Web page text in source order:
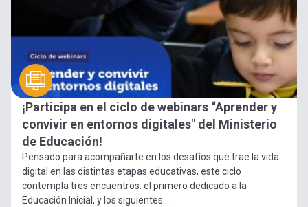
¡Participa en el ciclo de webinars “Aprender y
convivir en entornos digitales" del Ministerio
de Educación!
Pensado para acompañarte en los desafíos que trae la vida
digital en las distintas etapas educativas, este ciclo
contempla tres encuentros: el primero dedicado a la
Educación Inicial, y los siguientes...